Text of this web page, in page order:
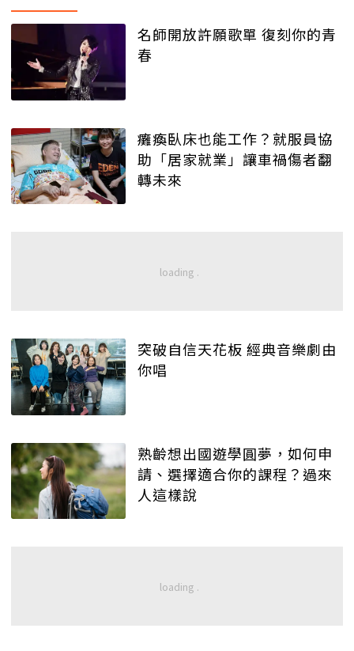
名師開放許願歌單 復刻你的青
春
癱瘓臥床也能工作？就服員協
助「居家就業」讓車禍傷者翻
轉未來
突破自信天花板 經典音樂劇由
你唱
熟齡想出國遊學圓夢，如何申
請、選擇適合你的課程？過來
人這樣說